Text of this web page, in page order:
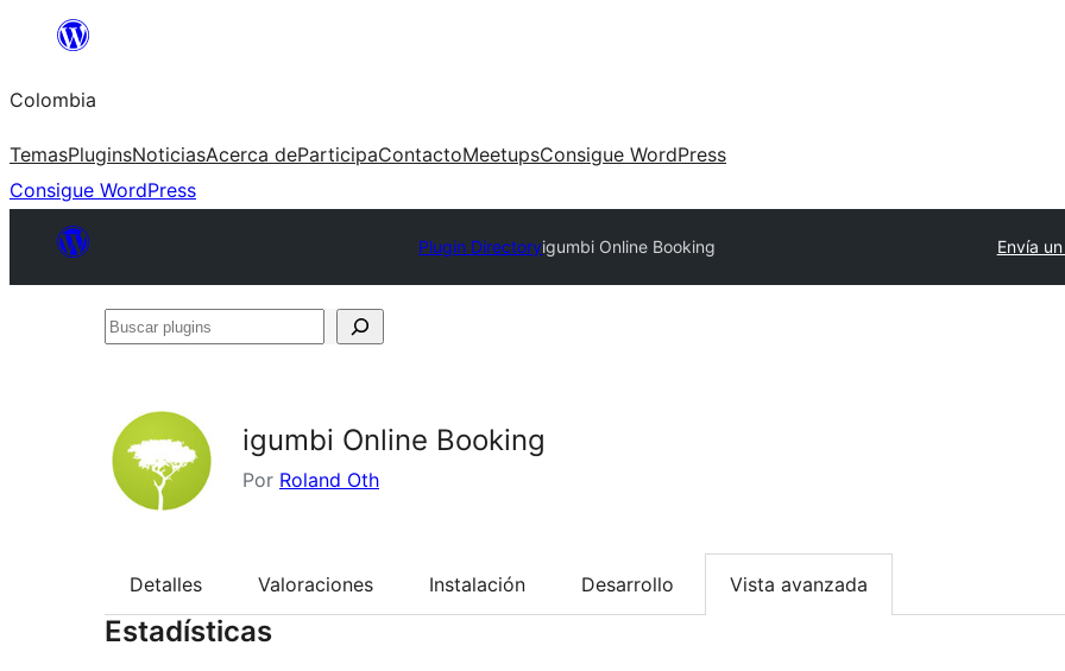
Saltar
contenido
Colombia
TemasPluginsNoticiasAcerca deParticipaContactoMeetupsConsigue WordPress
Consigue WordPress
Plugin Directoryigumbi Online Booking Envía
Buscar
igumbi Online Booking
Por Roland Oth
Detalles Valoraciones Instalación Desarrollo Vista avanzada
Estadísticas